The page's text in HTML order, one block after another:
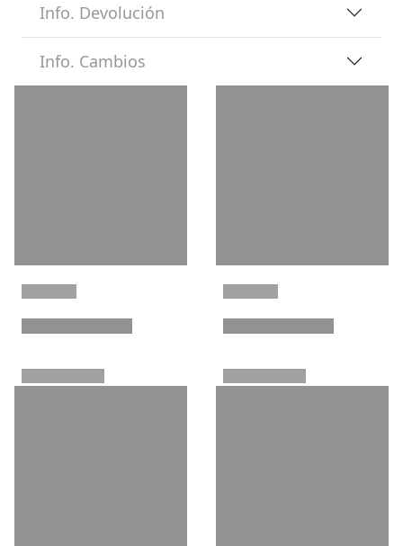
Info. Devolución
Info. Cambios